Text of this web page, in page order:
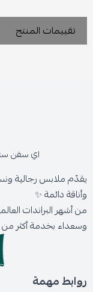
تقييمات المنتج
اي سفن
يقدّم ملابس رجالية
وأناقة دائمة ✨
من أشهر البراندات
وسعداء بخدمة أكثر من 300,000 عميل حول المملكة.
روابط مهمة